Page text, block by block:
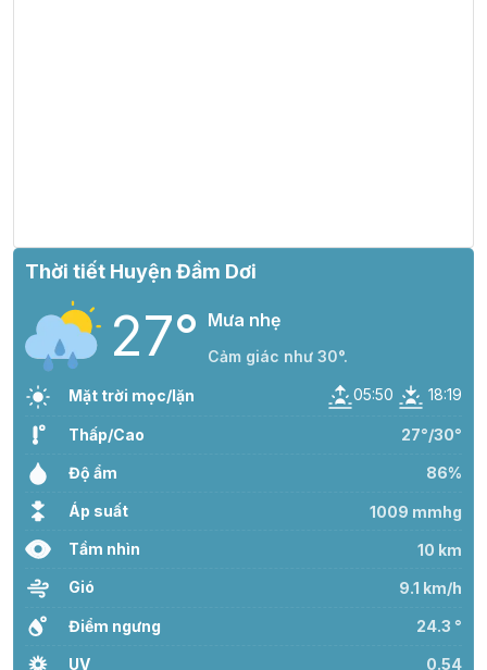
Thời tiết Huyện Đầm Dơi
27° Mưa nhẹ
Cảm giác như 30°.
Mặt trời mọc/lặn 05:50 18:19
Thấp/Cao 27°/30°
Độ ẩm 86%
Áp suất 1009 mmhg
Tầm nhìn 10 km
Gió 9.1 km/h
Điểm ngưng 24.3 °
UV 0.54